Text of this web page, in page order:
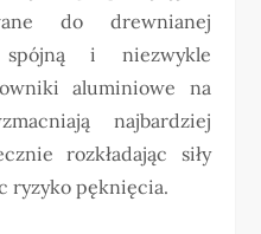
do drewnianej
i niezwykle
aluminiowe na
najbardziej
rozkładając siły
ryzyko pęknięcia.